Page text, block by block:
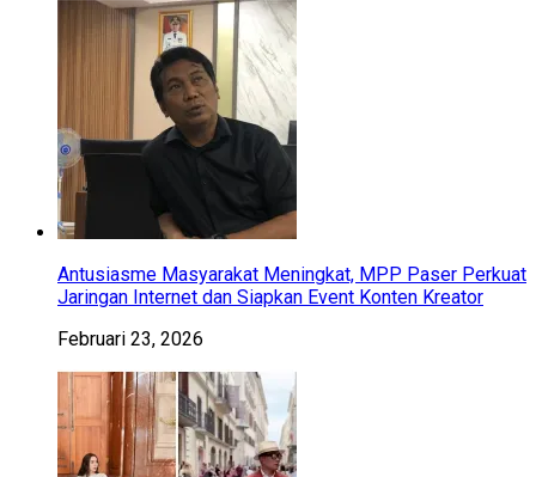
Antusiasme Masyarakat Meningkat, MPP Paser Perkuat
Jaringan Internet dan Siapkan Event Konten Kreator
Februari 23, 2026